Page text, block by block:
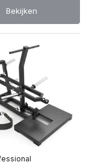
Bekijken